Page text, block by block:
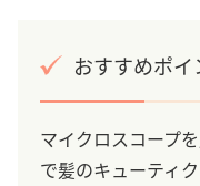
おすすめポイ
マイクロスコープ
で髪のキューティ